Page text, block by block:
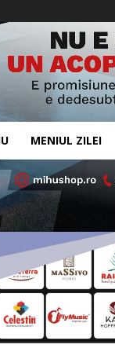
MENIUL ZILEI